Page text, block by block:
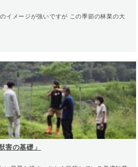
イメージが強いですが この季節の林業の大
害の基礎」